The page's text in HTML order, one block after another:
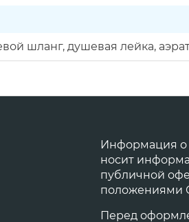
шланг, душевая лейка,
Информация о
носит
публичной
положениями
Перед